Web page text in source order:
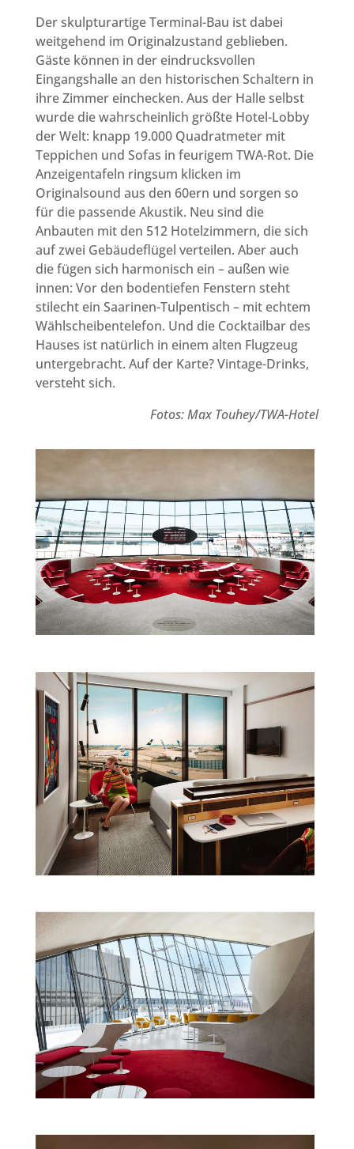
Der skulpturartige Terminal-Bau ist dabei
weitgehend im Originalzustand geblieben.
Gäste können in der eindrucksvollen
Eingangshalle an den historischen Schaltern in
ihre Zimmer einchecken. Aus der Halle selbst
wurde die wahrscheinlich größte Hotel-Lobby
der Welt: knapp 19.000 Quadratmeter mit
Teppichen und Sofas in feurigem TWA-Rot. Die
Anzeigentafeln ringsum klicken im
Originalsound aus den 60ern und sorgen so
für die passende Akustik. Neu sind die
Anbauten mit den 512 Hotelzimmern, die sich
auf zwei Gebäudeflügel verteilen. Aber auch
die fügen sich harmonisch ein – außen wie
innen: Vor den bodentiefen Fenstern steht
stilecht ein Saarinen-Tulpentisch – mit echtem
Wählscheibentelefon. Und die Cocktailbar des
Hauses ist natürlich in einem alten Flugzeug
untergebracht. Auf der Karte? Vintage-Drinks,
versteht sich.
Fotos: Max Touhey/TWA-Hotel